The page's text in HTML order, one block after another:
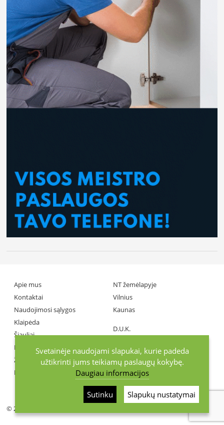
Apie mus
Kontaktai
Naudojimosi sąlygos
NT žemėlapyje
Vilnius
Kaunas
Klaipėda
Šiauliai
Panevėžys
D.U.K.
Žiniasklaida
Investuotojai
+370686 77737
© 2026 KurGyvenu.lt
Svetainėje naudojami slapukai, kurie padeda
užtikrinti jums teikiamų paslaugų kokybę.
Daugiau informacijos
Sutinku Slapukų nustatymai